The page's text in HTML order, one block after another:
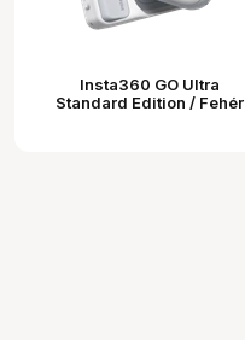
Insta360 GO Ultra
Standard Edition / Fehér